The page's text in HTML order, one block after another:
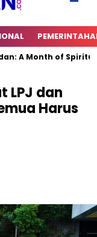
A Month of Spiritual
LPJ dan
Harus